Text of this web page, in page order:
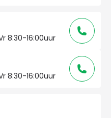
8:30-16:00uur
8:30-16:00uur